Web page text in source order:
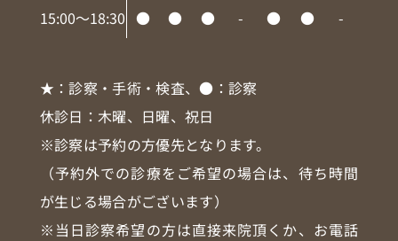
15:00～18:30 ● ● ● - ● ● -
★ ：診察・手術・検査、● ：診察
休診日：木曜、日曜、祝日
※診察は予約の方優先となります。
（予約外での診療をご希望の場合は、待ち時間
が生じる場合がございます）
※当日診察希望の方は直接来院頂くか、お電話